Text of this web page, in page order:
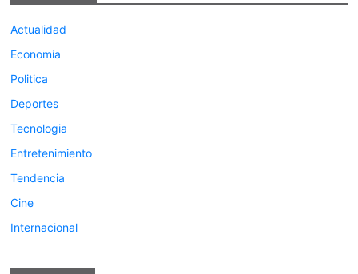
Actualidad
Economía
Politica
Deportes
Tecnologia
Entretenimiento
Tendencia
Cine
Internacional